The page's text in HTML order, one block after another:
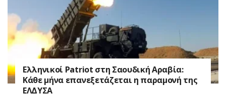
Ελληνικοί Patriot στη Σαουδική Αραβία:
Κάθε μήνα επανεξετάζεται η παραμονή της
ΕΛΔΥΣΑ